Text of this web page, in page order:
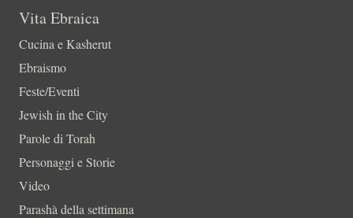
Vita Ebraica
Cucina e Kasherut
Ebraismo
Feste/Eventi
Jewish in the City
Parole di Torah
Personaggi e Storie
Video
Parashà della settimana